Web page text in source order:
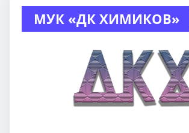
МУК «ДК ХИМИКОВ»